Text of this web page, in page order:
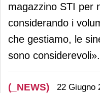
magazzino STI per
considerando i
che gestiamo, le
sono considerevoli».
(_NEWS) 22 Giugno